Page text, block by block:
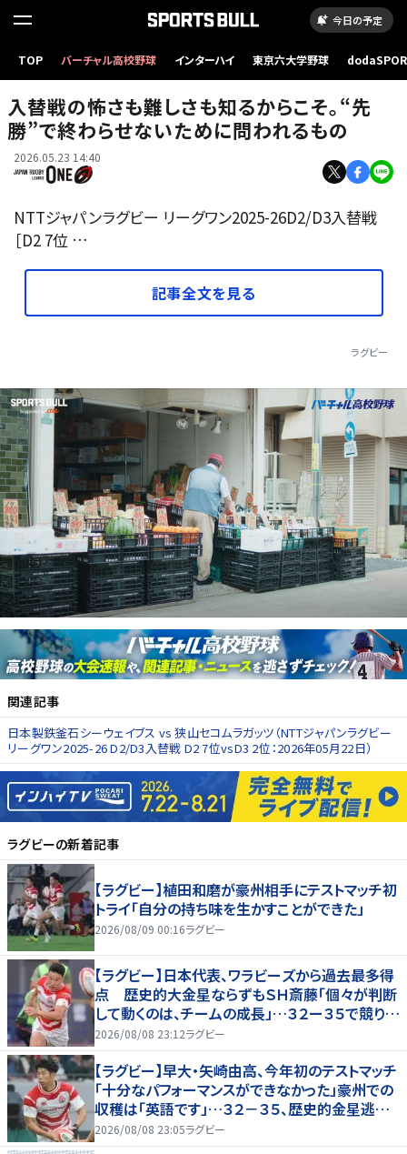
今日の予定
TOP バーチャル高校野球 インターハイ 東京六大学野球
入替戦の怖さも難しさも知るからこそ。“先
勝”で終わらせないために問われるもの
2026.05.23 14:40
NTTジャパンラグビー リーグワン2025-26D2/D3入替戦
［D2 7位 …
記事全文を見る
ラグビー
関連記事
日本製鉄釜石シーウェイブス vs 狭山セコムラガッツ（NTTジャパンラグビー
リーグワン2025-26 D2/D3入替戦 D2 7位vsD3 2位：2026年05月22日）
ラグビーの新着記事
【ラグビー】植田和磨が豪州相手にテストマッチ初
トライ「自分の持ち味を生かすことができた」
2026/08/09 00:16ラグビー
【ラグビー】日本代表、ワラビーズから過去最多得
点 歴史的大金星ならずもＳＨ斎藤「個々が判断
して動くのは、チームの成長」…３２ー３５で競り負
ける
2026/08/08 23:12ラグビー
【ラグビー】早大・矢崎由高、今年初のテストマッチ
「十分なパフォーマンスができなかった」豪州での
収穫は「英語です」…３２－３５、歴史的金星逃し
たオーストラリア代表戦はＷＴＢで途中出場
2026/08/08 23:05ラグビー